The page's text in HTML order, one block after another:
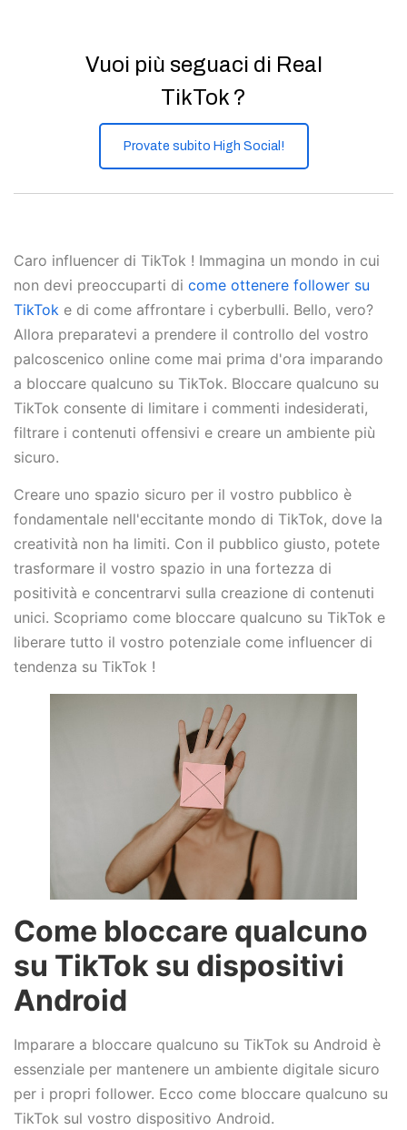
Vuoi più seguaci di Real
TikTok ?
Provate subito High Social!
Caro influencer di TikTok ! Immagina un mondo in cui
non devi preoccuparti di come ottenere follower su
TikTok e di come affrontare i cyberbulli. Bello, vero?
Allora preparatevi a prendere il controllo del vostro
palcoscenico online come mai prima d'ora imparando
a bloccare qualcuno su TikTok. Bloccare qualcuno su
TikTok consente di limitare i commenti indesiderati,
filtrare i contenuti offensivi e creare un ambiente più
sicuro.
Creare uno spazio sicuro per il vostro pubblico è
fondamentale nell'eccitante mondo di TikTok, dove la
creatività non ha limiti. Con il pubblico giusto, potete
trasformare il vostro spazio in una fortezza di
positività e concentrarvi sulla creazione di contenuti
unici. Scopriamo come bloccare qualcuno su TikTok e
liberare tutto il vostro potenziale come influencer di
tendenza su TikTok !
Come bloccare qualcuno
su TikTok su dispositivi
Android
Imparare a bloccare qualcuno su TikTok su Android è
essenziale per mantenere un ambiente digitale sicuro
per i propri follower. Ecco come bloccare qualcuno su
TikTok sul vostro dispositivo Android.